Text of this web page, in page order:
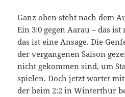
Ganz oben steht nach dem
Ein 3:0 gegen Aarau – das
das ist eine Ansage. Die
der vergangenen Saison
nicht gekommen sind, um
spielen. Doch jetzt wartet
der beim 2:2 in Winterthur